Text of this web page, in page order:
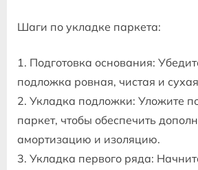
Шаги по укладке паркета:
1. Подготовка основания:
подложка ровная, чистая и
2. Укладка подложки: Уложите
паркет, чтобы обеспечить
амортизацию и изоляцию.
3. Укладка первого ряда: